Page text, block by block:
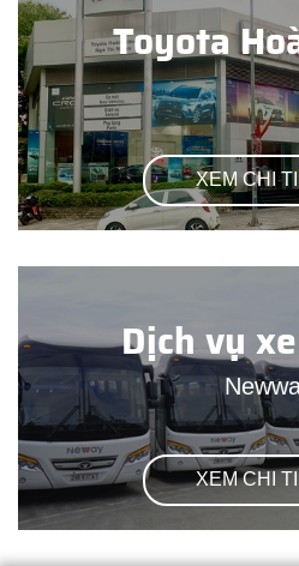
Toyota
XEM CHI
Dịch vụ
XEM CHI